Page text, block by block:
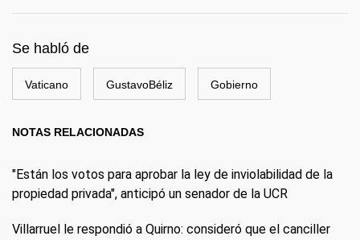
Se habló de
Vaticano GustavoBéliz Gobierno
NOTAS RELACIONADAS
"Están los votos para aprobar la ley de inviolabilidad de la
propiedad privada", anticipó un senador de la UCR
Villarruel le respondió a Quirno: consideró que el canciller